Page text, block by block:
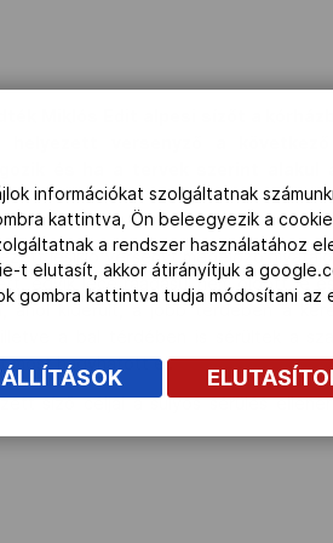
Miklós Edit alpesi sízőt a
versenyző a következő
és ha a tervek szerint alakul
lesikló versenyt megelőző
egyik léce ráadásul nem oldott le
ahol kiderült, a jobb térdében a
a bal térdében is sérültek a
most hagyhatott el.
síző céljai a súlyos sérülés
információkat szolgáltatnak
kattintva, Ön beleegyezik a
a rendszer használatához
t elutasít, akkor átirányítjuk a
gombra kattintva tudja módosítani